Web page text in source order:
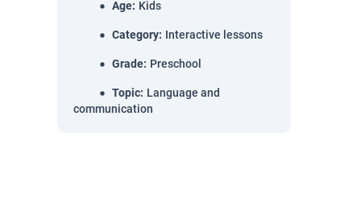
Age: Kids
Category: Interactive lessons
Grade: Preschool
Topic: Language and
communication